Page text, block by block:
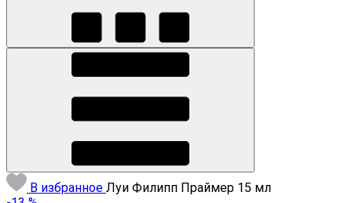
В избранное Луи Филипп Праймер 15 мл